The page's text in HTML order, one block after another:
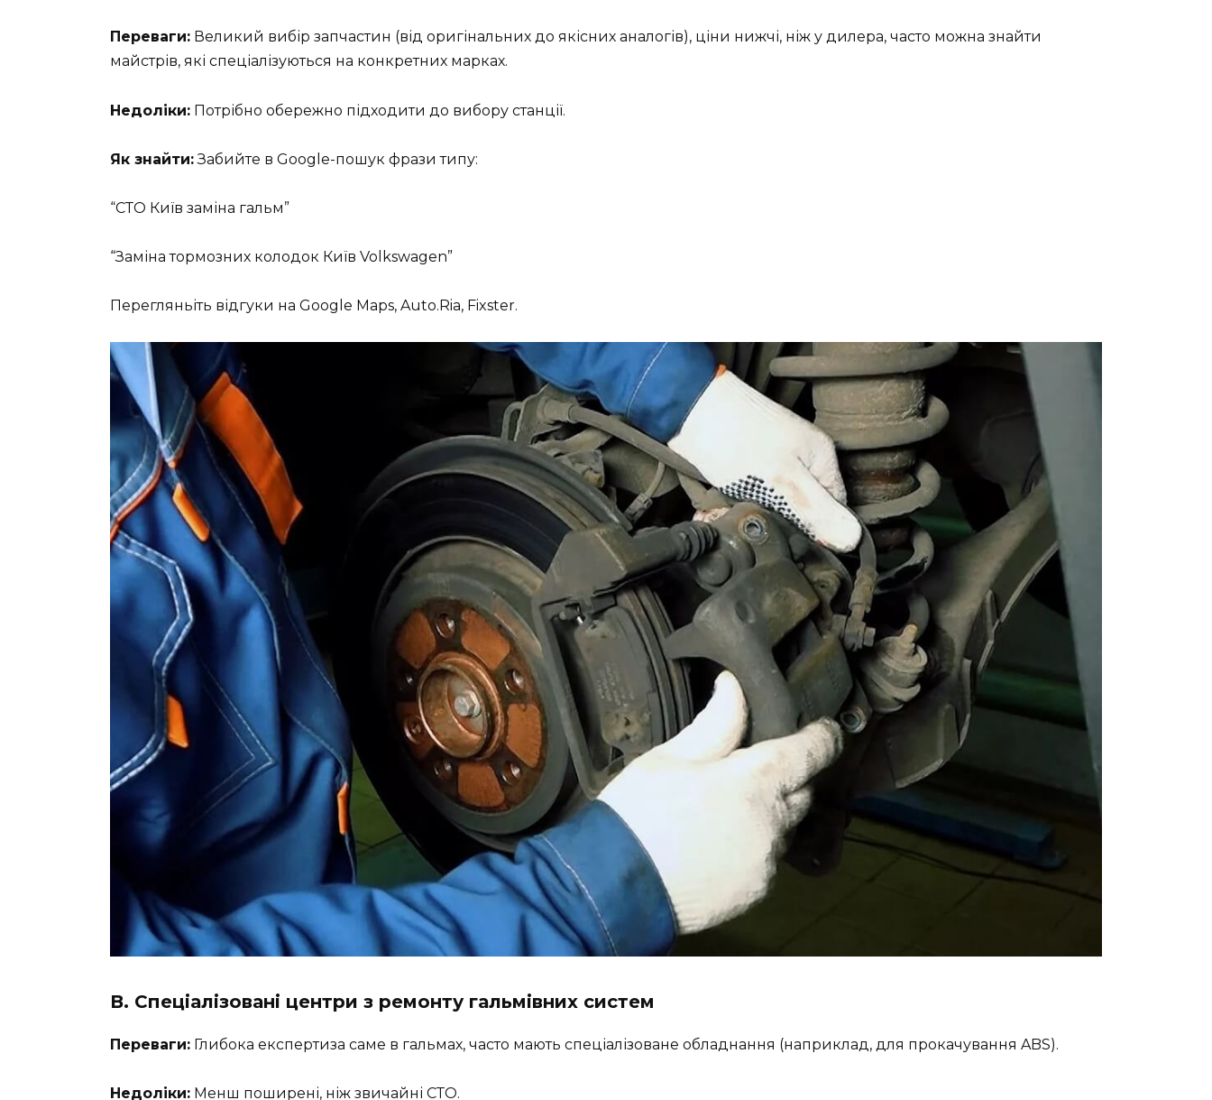
Переваги: Великий вибір запчастин (від оригінальних до якісних аналогів), ціни нижчі, ніж у дилера, часто можна знайти
майстрів, які спеціалізуються на конкретних марках.
Недоліки: Потрібно обережно підходити до вибору станції.
Як знайти:Забийте в Google-пошук фрази типу:
“СТО Київ заміна гальм”
“Заміна тормозних колодок Київ Volkswagen”
Перегляньіть відгуки на Google Maps, Auto.Ria, Fixster.
В. Спеціалізовані центри з ремонту гальмівних систем
Переваги: Глибока експертиза саме в гальмах, часто мають спеціалізоване обладнання (наприклад, для прокачування ABS).
Недоліки: Менш поширені, ніж звичайні СТО.